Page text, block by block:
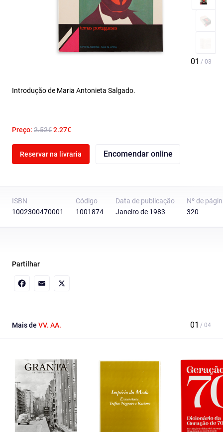
Introdução de Maria Antonieta Salgado.
Preço: 2.52€2.27€
Reservar na livraria Encomendar online
ISBN
1002300470001
Código
1001874
Data de publicação
Janeiro de 1983
Nº de
320
Partilhar
Mais de VV. AA.